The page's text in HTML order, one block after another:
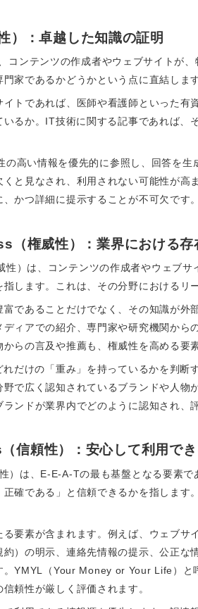
）：卓越した知識の証明
コンテンツの作成者やウェブサイトが
家であるかどうかという点に直結します
トであれば、医師や看護師といった
るか。IT技術に関する記事であれば
高い情報を優先的に参照し、回答を
と見なされ、利用されない可能性が高
かつ詳細に提示することが不可欠です。
権威性）：業界における存
）は、コンテンツの作成者やウェブ
します。これは、その分野におけるリ
であることだけでなく、その知識が
ィアでの紹介、専門家や研究機関か
らの言及や推薦も、権威性を高める要
だけの「重み」を持っているかを判
野で広く認知されているブランドや人
ンドが業界内でどのように認知され、
信頼性）：安心して利用で
）は、E-E-A-Tの最も基盤となる要素で
正確である」と信頼できるかを指しま
要素が含まれます。例えば、ウェブ
）の明示、連絡先情報の提示、公正
。YMYL（Your Money or Your Life）と
頼性が厳しく評価されます。